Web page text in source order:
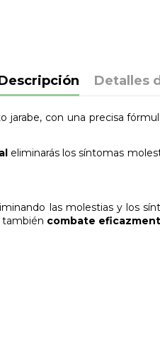
Detalles
con una precisa
eliminarás los síntomas
las molestias y los
también combate